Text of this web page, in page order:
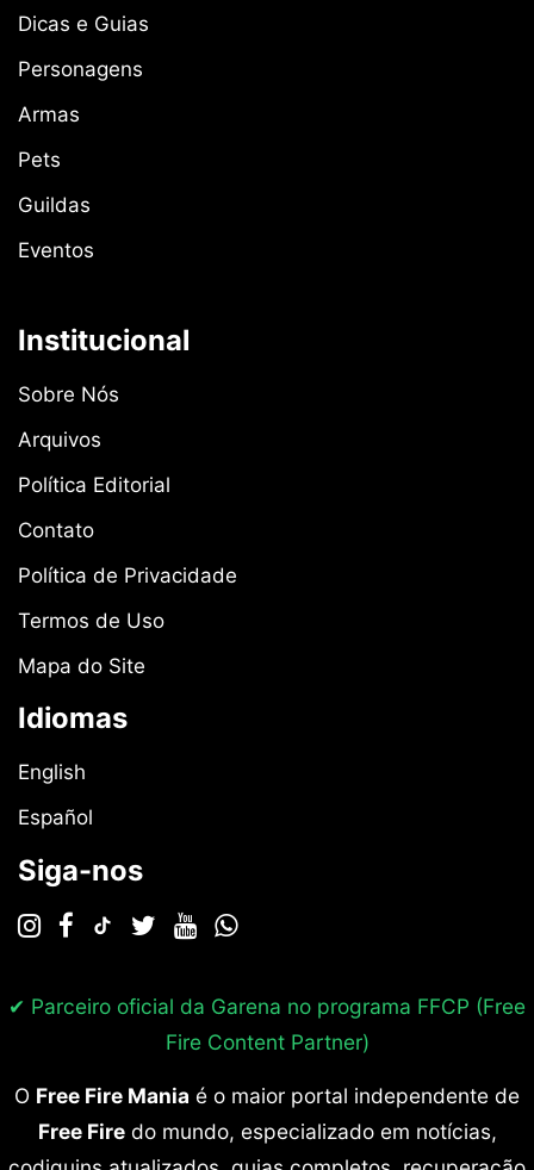
Dicas e Guias
Personagens
Armas
Pets
Guildas
Eventos
Institucional
Sobre Nós
Arquivos
Política Editorial
Contato
Política de Privacidade
Termos de Uso
Mapa do Site
Idiomas
English
Español
Siga-nos
✔ Parceiro oficial da Garena no programa FFCP (Free
Fire Content Partner)
O Free Fire Mania é o maior portal independente de
Free Firedo mundo, especializado em notícias,